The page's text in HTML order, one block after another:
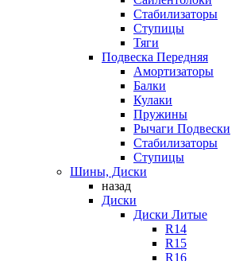
Стабилизаторы
Ступицы
Тяги
Подвеска Передняя
Амортизаторы
Балки
Кулаки
Пружины
Рычаги Подвески
Стабилизаторы
Ступицы
Шины, Диски
назад
Диски
Диски Литые
R14
R15
R16